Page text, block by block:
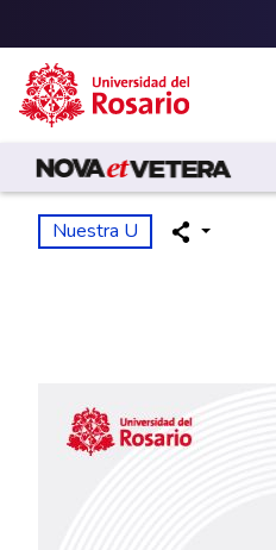
Pasar al contenido principal
Nuestra U